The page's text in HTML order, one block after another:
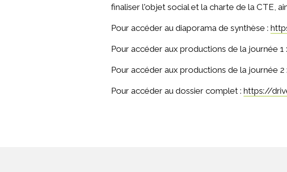
finaliser l'objet social et la charte de la CTE,
Pour accéder au diaporama de synthèse :
Pour accéder aux productions de la journée 1 :
Pour accéder aux productions de la journée 2 :
Pour accéder au dossier complet : https://